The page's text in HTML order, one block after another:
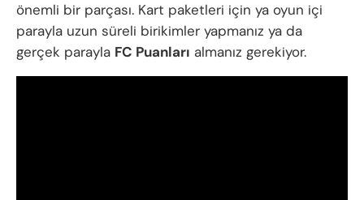
önemli bir parçası. Kart paketleri için ya oyun içi
parayla uzun süreli birikimler yapmanız ya da
gerçek parayla FC Puanları almanız gerekiyor.